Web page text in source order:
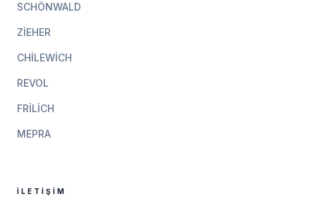
SCHÖNWALD
ZIEHER
CHILEWICH
REVOL
FRILICH
MEPRA
İLETIŞIM